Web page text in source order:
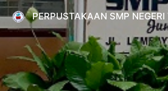
PERPUSTAKAAN SMP